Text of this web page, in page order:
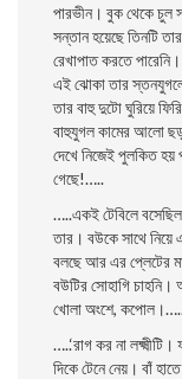
পারভীন। বুক থেকে চুল
সন্তান হয়েছে তিনটি
রেখাপাত করতে
এই ঝোকা তার
তার বাহু দুটো ঘুরিয়ে
বাহুযুগল কামের আলাে
দেখে নিজেই পুলকিত
গেছে!…..
…..একই টেবিলে বসেছিল
তার। বউকে সাথে নিয়ে
বলছে আর এর প্লেটের
বউটির সােহাগি
খােলা অংশে,
…..‘রাগ কর না
দিকে টেনে নেয়। বাঁ